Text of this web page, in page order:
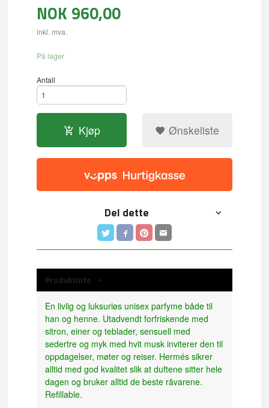
NOK 960,00
inkl. mva.
På lager
Antall
Kjøp Ønskeliste
Del dette
Produktinfo
En livlig og luksuriøs unisex parfyme både til
han og henne. Utadvendt forfriskende med
sitron, einer og teblader, sensuell med
sedertre og myk med hvit musk inviterer den til
oppdagelser, møter og reiser. Hermés sikrer
alltid med god kvalitet slik at duftene sitter hele
dagen og bruker alltid de beste råvarene.
Refillable.